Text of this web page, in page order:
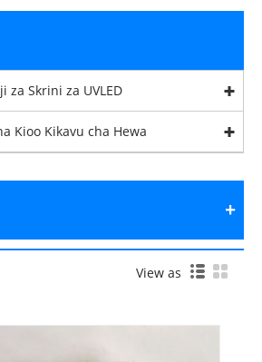
za Skrini za UVLED
Kioo Kikavu cha Hewa
View as